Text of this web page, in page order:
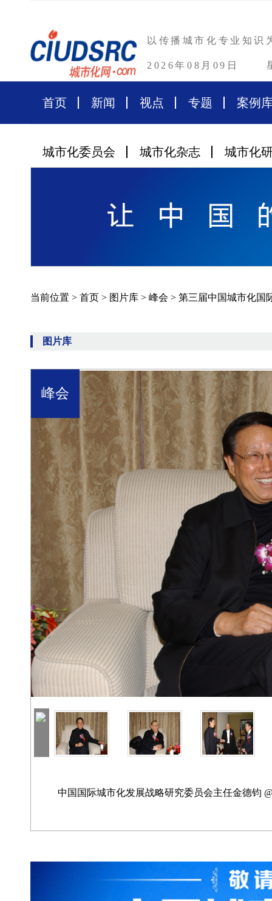
以传播城市化专业知识
2026年08月09日
首页 新闻 视点 专题 案例
城市化委员会 城市化杂志 城市化
当前位置 > 首页 > 图片库 > 峰会 > 第三届中国城市化国
图片库
峰会
中国国际城市化发展战略研究委员会主任金德钧